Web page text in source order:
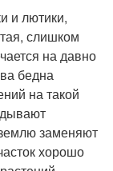
и лютики,
слишком
на давно
бедна
на такой
заменяют
хорошо